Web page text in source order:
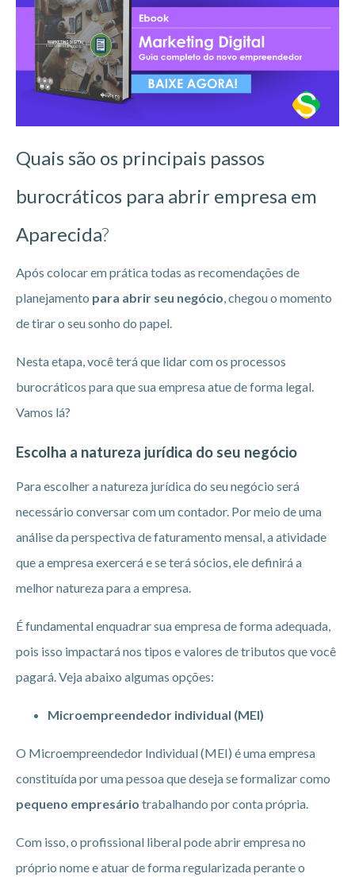
Quais são os principais passos
burocráticos para abrir empresa em
Aparecida?
Após colocar em prática todas as recomendações de
planejamento para abrir seu negócio , chegou o momento
de tirar o seu sonho do papel.
Nesta etapa, você terá que lidar com os processos
burocráticos para que sua empresa atue de forma legal.
Vamos lá?
Escolha a natureza jurídica do seu negócio
Para escolher a natureza jurídica do seu negócio será
necessário conversar com um contador. Por meio de uma
análise da perspectiva de faturamento mensal, a atividade
que a empresa exercerá e se terá sócios, ele definirá a
melhor natureza para a empresa.
É fundamental enquadrar sua empresa de forma adequada,
pois isso impactará nos tipos e valores de tributos que você
pagará. Veja abaixo algumas opções:
Microempreendedor individual (MEI)
O Microempreendedor Individual (MEI) é uma empresa
constituída por uma pessoa que deseja se formalizar como
pequeno empresário trabalhando por conta própria.
Com isso, o profissional liberal pode abrir empresa no
próprio nome e atuar de forma regularizada perante o